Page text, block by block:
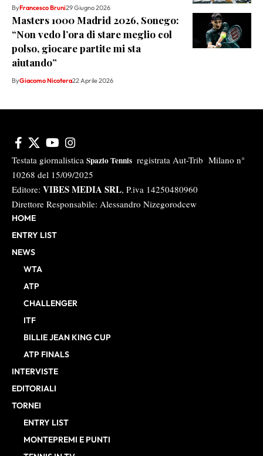
ByFrancesco Bruni29 Giugno 2026
Masters 1000 Madrid 2026, Sonego:
“Non vedo l’ora di stare meglio col
polso, giocare partite mi sta
aiutando”
ByGiacomo Nicotera22 Aprile 2026
Testata giornalistica Spazio Tennis registrata Aut-Trib Milano n°
10268 del 15/09/2025
Editore: VIBES MEDIA SRL, P.iva 14250480960
Direttore Responsabile: Alessandro Nizegorodcew
HOME
ENTRY LIST
NEWS
WTA
ATP
CHALLENGER
ITF
BILLIE JEAN KING CUP
ATP FINALS
INTERVISTE
EDITORIALI
TORNEI
ENTRY LIST
MONTEPREMI E PUNTI